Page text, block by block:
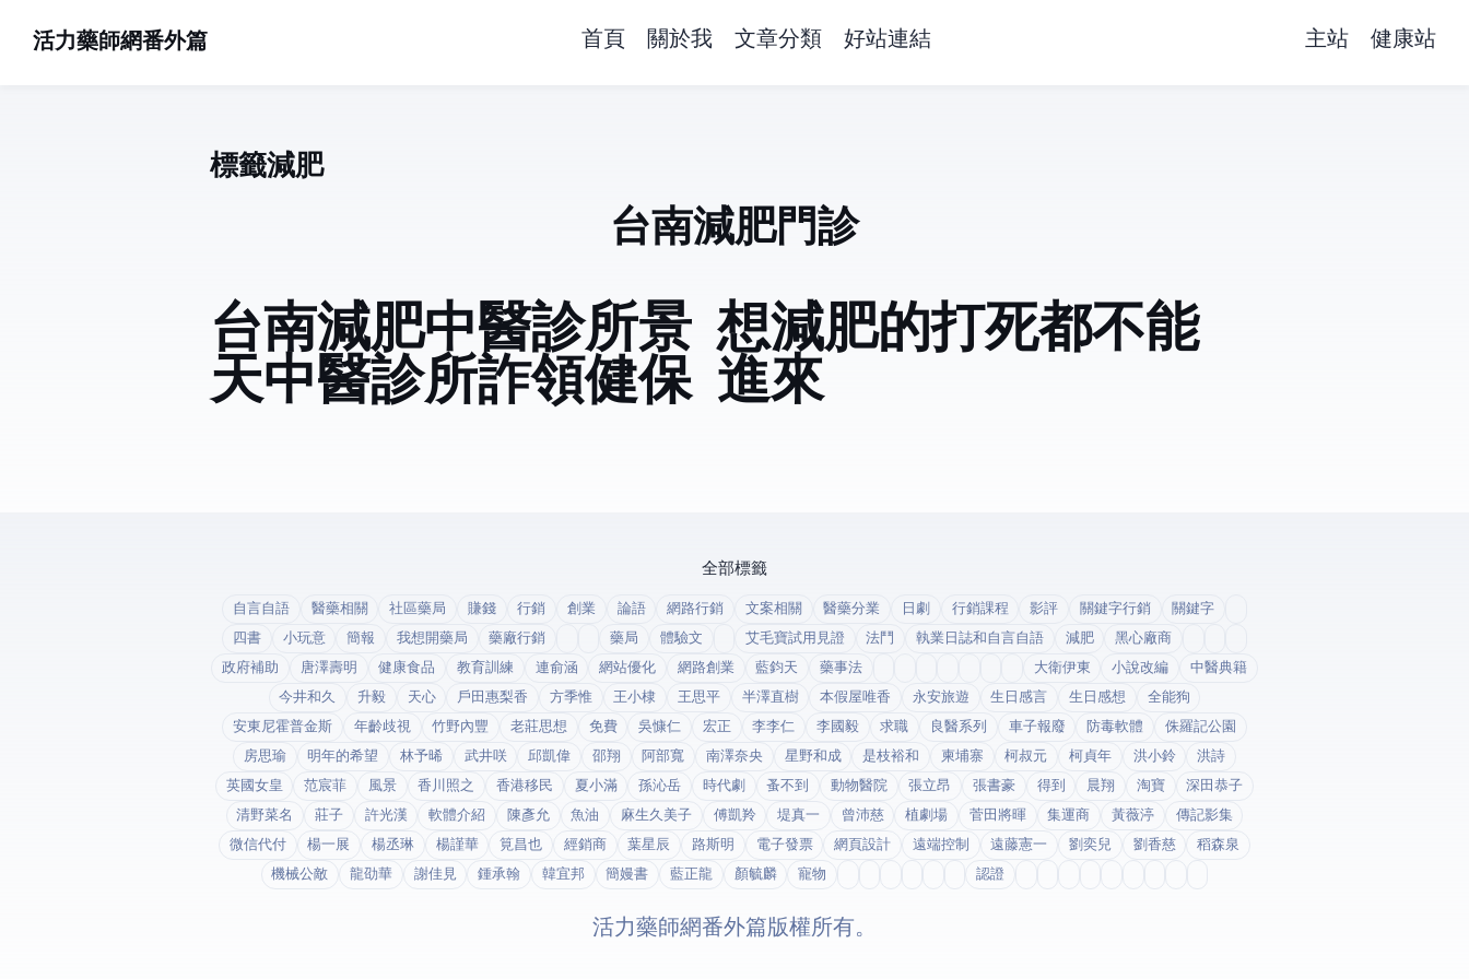
活力藥師網番外篇 首頁 關於我 文章分類 好站連結 主站 健康站
標籤: 減肥 (3)
台南減肥門診
台南減肥中醫診所景
天中醫診所詐領健保
想減肥的打死都不能
進來
全部標籤
自言自語 醫藥相關 社區藥局 賺錢 行銷 創業 論語 網路行銷 文案相關 醫藥分業 日劇 行銷課程 影評 關鍵字行銷
關鍵字
四書
小玩意 簡報 我想開藥局 藥廠行銷 藥局 體驗文 艾毛寶試用見證 法鬥 執業日誌和自言自語 減肥
黑心廠商
政府補助
唐澤壽明 健康食品 教育訓練 連俞涵 網站優化 網路創業 藍鈞天 藥事法 大衛伊東 小說改編
中醫典籍
今井和久
升毅 天心 戶田惠梨香 方季惟 王小棣 王思平 半澤直樹 本假屋唯香 永安旅遊 生日感言 生日感想
全能狗
安東尼霍普金斯
年齡歧視 竹野內豐 老莊思想 免費 吳慷仁 宏正 李李仁 李國毅 求職 良醫系列 車子報廢 防毒軟體
侏羅記公園
房思瑜
明年的希望 林予晞 武井咲 邱凱偉 邵翔 阿部寬 南澤奈央 星野和成 是枝裕和 柬埔寨 柯叔元 柯貞年 洪小鈴
洪詩
英國女皇
范宸菲 風景 香川照之 香港移民 夏小滿 孫沁岳 時代劇 蚤不到 動物醫院 張立昂 張書豪 得到app 晨翔 淘寶
深田恭子
清野菜名
莊子 許光漢 軟體介紹 陳彥允 魚油 麻生久美子 傅凱羚 堤真一 曾沛慈 植劇場 菅田將暉 集運商 黃薇渟
傳記影集
微信代付
楊一展 楊丞琳 楊謹華 筧昌也 經銷商 葉星辰 路斯明 電子發票 網頁設計 遠端控制 遠藤憲一 劉奕兒 劉香慈
稻森泉
機械公敵
龍劭華 謝佳見 鍾承翰 韓宜邦 簡嫚書 藍正龍 顏毓麟 寵物 fda認證
© 2026 活力藥師網番外篇. 版權所有。